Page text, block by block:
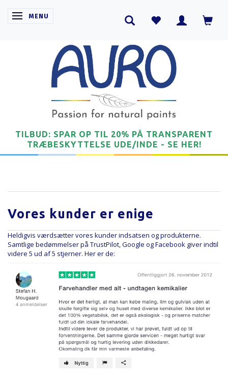
SKIFTE NAVIGATION
MENU
TILBUD: SPAR OP TIL 20% PÅ TRANSPARENT
TRÆBESKYTTELSE UDE/INDE - SE HER!
Vores kunder er enige
Heldigvis værdsætter vores kunder indsatsen og produkterne.
Samtlige bedømmelser på TrustPilot, Google og Facebook giver indtil
videre 5 ud af 5 stjerner. Her er de: